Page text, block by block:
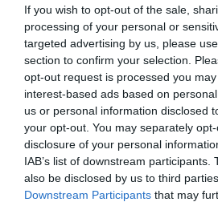
If you wish to opt-out of the sale,
processing of your personal or
targeted advertising by us, please
section to confirm your selection.
opt-out request is processed you
interest-based ads based on
us or personal information disclosed
your opt-out. You may separately
disclosure of your personal
IAB’s list of downstream participants.
also be disclosed by us to third
Downstream Participants that may
mg
Noticias y
20/04/2015
Mylan amplía su
Central con el
Mylan
disponibles en la
comprimidos de
Metilfenidato,
trastorno por
con o sin